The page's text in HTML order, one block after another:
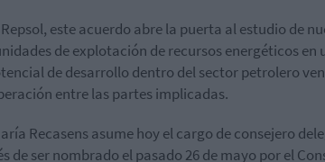
este acuerdo abre la puerta al estudio de
de explotación de recursos energéticos en
de desarrollo dentro del sector petrolero
entre las partes implicadas.
Recasens asume hoy el cargo de consejero
de ser nombrado el pasado 26 de mayo por el